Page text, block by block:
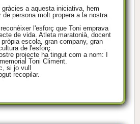
gràcies a aquesta iniciativa, hem
de persona molt propera a la nostra
l'esforç que Toni emprava
de vida. Atleta maratonià, docent
escola, gran company, gran
de l'esforç.
projecte ha tingut com a nom: I
Toni Climent.
si jo vull
recopilar.